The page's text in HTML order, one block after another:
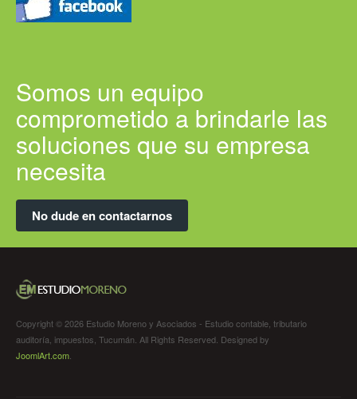
Somos un equipo
comprometido a brindarle las
soluciones que su empresa
necesita
No dude en contactarnos
Copyright © 2026 Estudio Moreno y Asociados - Estudio contable, tributario
auditoría, impuestos, Tucumán. All Rights Reserved. Designed by
JoomlArt.com.